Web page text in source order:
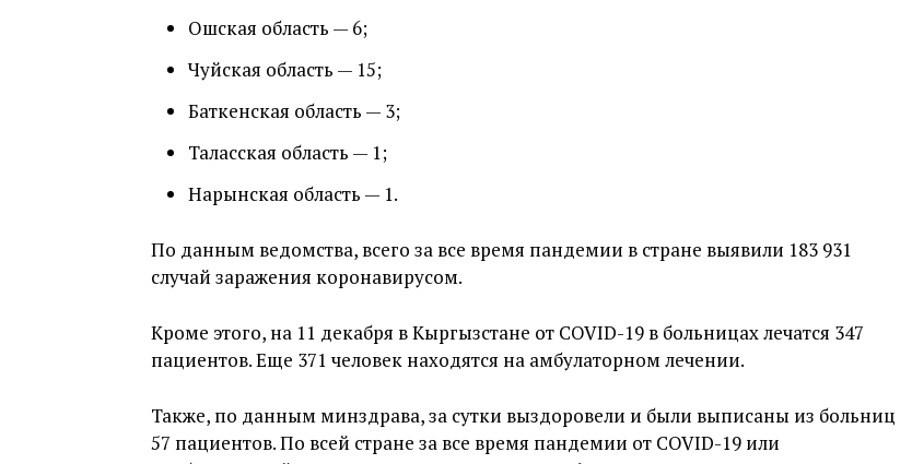
Ошская область — 6;
Чуйская область — 15;
Баткенская область — 3;
Таласская область — 1;
Нарынская область — 1.
По данным ведомства, всего за все время пандемии в стране выявили 183 931
случай заражения коронавирусом.
Кроме этого, на 11 декабря в Кыргызстане от COVID-19 в больницах лечатся 347
пациентов. Еще 371 человек находятся на амбулаторном лечении.
Также, по данным минздрава, за сутки выздоровели и были выписаны из больниц
57 пациентов. По всей стране за все время пандемии от COVID-19 или